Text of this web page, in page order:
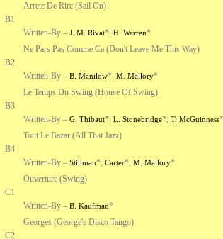
B1
Arrete De Rire (Sail On)
Written-By – J. M. Rivat*, H. Warren*
B2
Ne Pars Pas Comme Ca (Don't Leave Me This Way)
Written-By – B. Manilow*, M. Mallory*
B3
Le Temps Du Swing (House Of Swing)
Written-By – G. Thibaut*, L. Stonebridge*, T. McGuinness*
B4
Tout Le Bazar (All That Jazz)
Written-By – Stillman*, Carter*, M. Mallory*
C1
Ouverture (Swing)
Written-By – B. Kaufman*
C2
Georges (George's Disco Tango)